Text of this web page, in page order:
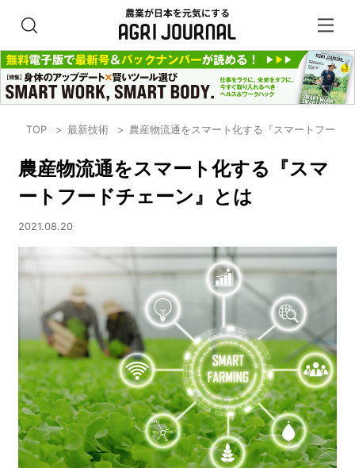
TOP 最新技術 農産物流通をスマート化する『スマートフード
農産物流通をスマート化する『スマ
ートフードチェーン』とは
2021.08.20